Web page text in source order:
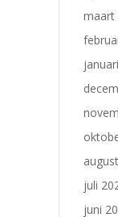
maart
juli
juni